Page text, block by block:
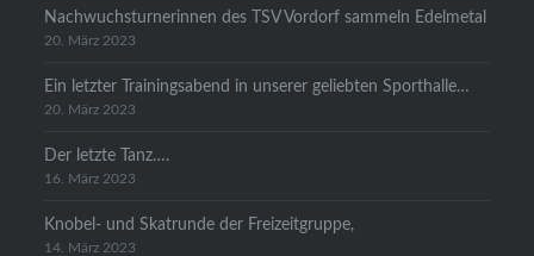
Nachwuchsturnerinnen des TSV Vordorf sammeln Edelmetal
20. März 2023
Ein letzter Trainingsabend in unserer geliebten Sporthalle…
20. März 2023
Der letzte Tanz….
16. März 2023
Knobel- und Skatrunde der Freizeitgruppe,
14. März 2023